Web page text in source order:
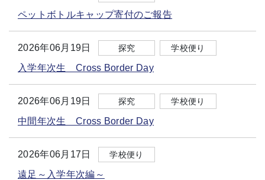
ペットボトルキャップ寄付のご報告
2026年06月19日 探究 学校便り
入学年次生 Cross Border Day
2026年06月19日 探究 学校便り
中間年次生 Cross Border Day
2026年06月17日 学校便り
遠足～入学年次編～